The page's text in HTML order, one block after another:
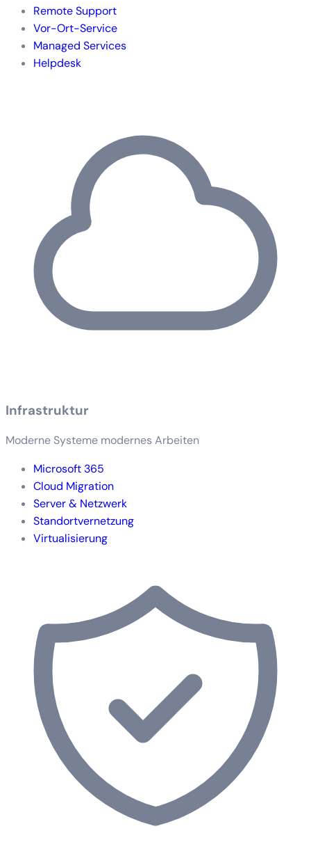
Remote Support
Vor-Ort-Service
Managed Services
Helpdesk
Infrastruktur
Moderne Systeme modernes Arbeiten
Microsoft 365
Cloud Migration
Server & Netzwerk
Standortvernetzung
Virtualisierung